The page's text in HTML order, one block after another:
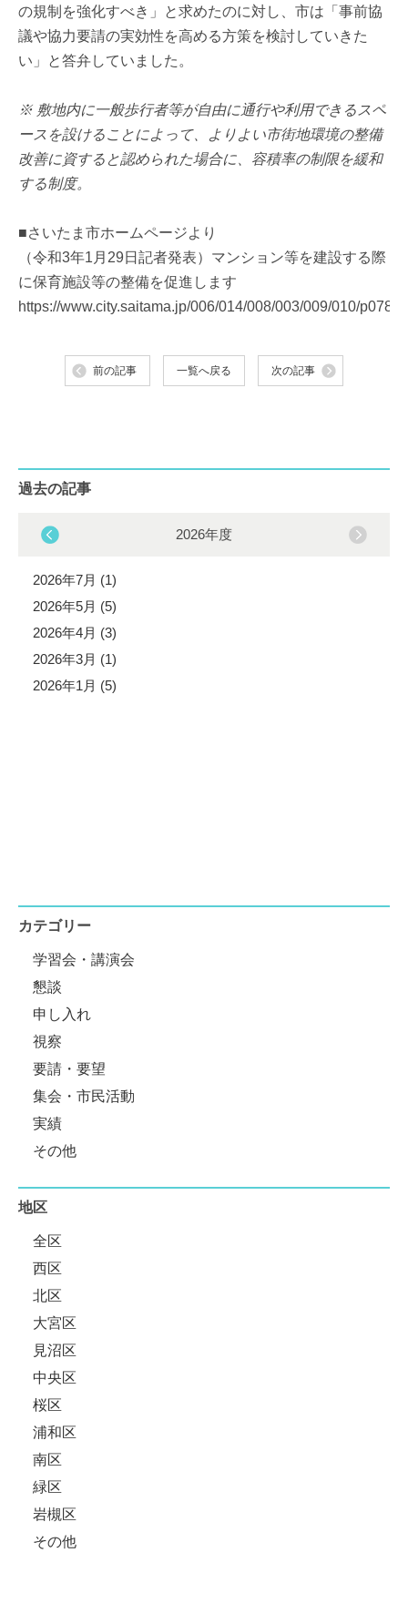
の規制を強化すべき」と求めたのに対し、市は「事前協
議や協力要請の実効性を高める方策を検討していきた
い」と答弁していました。
※ 敷地内に一般歩行者等が自由に通行や利用できるスペ
ースを設けることによって、よりよい市街地環境の整備
改善に資すると認められた場合に、容積率の制限を緩和
する制度。
■さいたま市ホームページより
（令和3年1月29日記者発表）マンション等を建設する際
に保育施設等の整備を促進します
https://www.city.saitama.jp/006/014/008/003/009/010/
前の記事 一覧へ戻る 次の記事
過去の記事
2026年度
2026年7月 (1)
2026年5月 (5)
2026年4月 (3)
2026年3月 (1)
2026年1月 (5)
カテゴリー
学習会・講演会
懇談
申し入れ
視察
要請・要望
集会・市民活動
実績
その他
地区
全区
西区
北区
大宮区
見沼区
中央区
桜区
浦和区
南区
緑区
岩槻区
その他